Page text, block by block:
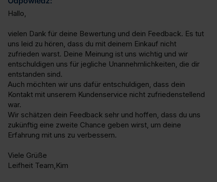
Hallo,
vielen Dank für deine Bewertung und dein Feedback. Es tut
uns leid zu hören, dass du mit deinem Einkauf nicht
zufrieden warst. Deine Meinung ist uns wichtig und wir
entschuldigen uns für jegliche Unannehmlichkeiten, die dir
entstanden sind.
Auch möchten wir uns dafür entschuldigen, dass dein
Kontakt mit unserem Kundenservice nicht zufriedenstellend
war.
Wir schätzen dein Feedback sehr und hoffen, dass du uns
zukünftig eine zweite Chance geben wirst, um deine
Erfahrung mit uns zu verbessern.
Viele Grüße
Leifheit Team,Kim